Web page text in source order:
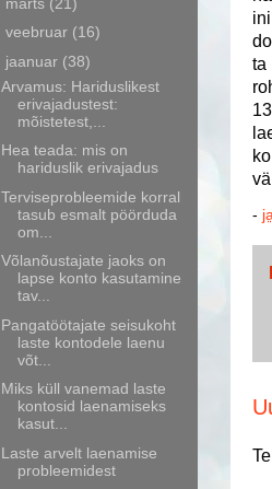
ta
-
veebruar (16)
jaanuar (38)
Arvamus: Hariduslikest
erivajadustest:
mõistetest,...
Hea teada: mis on
hariduslik erivajadus
Terviseprobleemide korral
tasub esmalt pöörduda
om...
Võlanõustajate jaoks on
lapse konto kasutamine
tav...
Pangatöötajate seisukoht
laste kontodele laenu
võt...
Miks küll vanemad laste
kontosid laenamiseks
kasut...
Laste arvelt laenamise
probleemidest